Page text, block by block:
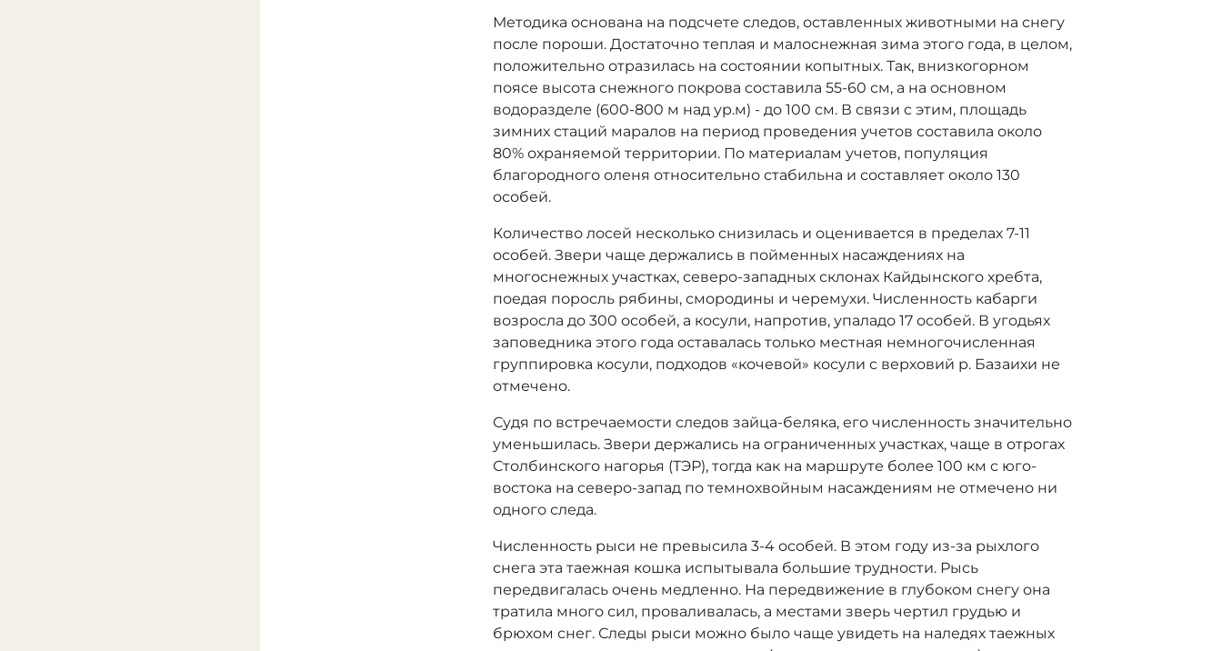
Методика основана на подсчете следов, оставленных животными на снегу
после пороши. Достаточно теплая и малоснежная зима этого года, в целом,
положительно отразилась на состоянии копытных. Так, внизкогорном
поясе высота снежного покрова составила 55-60 см, а на основном
водоразделе (600-800 м над ур.м) - до100 см. В связи с этим, площадь
зимних стаций маралов на период проведения учетов составила около
80% охраняемой территории. По материалам учетов, популяция
благородного оленя относительно стабильна и составляет около 130
особей.
Количество лосей несколько снизилась и оценивается в пределах 7-11
особей. Звери чаще держались в пойменных насаждениях на
многоснежных участках, северо-западных склонах Кайдынского хребта,
поедая поросль рябины, смородины и черемухи. Численность кабарги
возросла до 300 особей, а косули, напротив, упаладо 17 особей. В угодьях
заповедника этого года оставалась только местная немногочисленная
группировка косули, подходов «кочевой» косули с верховий р. Базаихи не
отмечено.
Судя по встречаемости следов зайца-беляка, его численность значительно
уменьшилась. Звери держались на ограниченных участках, чаще в отрогах
Столбинского нагорья (ТЭР), тогда как на маршруте более100 км с юго-
востока на северо-запад по темнохвойным насаждениям не отмечено ни
одного следа.
Численность рыси не превысила 3-4 особей. В этом году из-за рыхлого
снега эта таежная кошка испытывала большие трудности. Рысь
передвигалась очень медленно. На передвижение в глубоком снегу она
тратила много сил, проваливалась, а местами зверь чертил грудью и
брюхом снег. Следы рыси можно было чаще увидеть на наледях таежных